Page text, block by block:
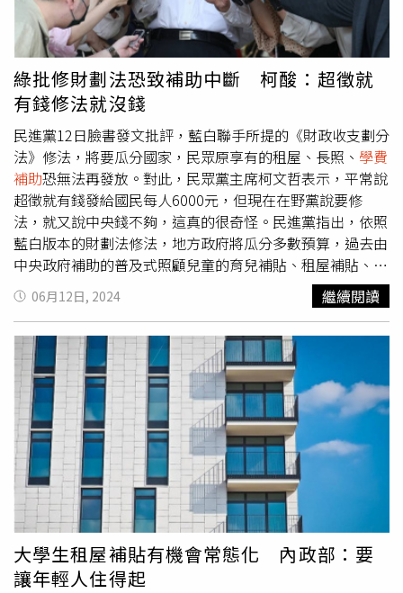
年需求，傾聽年輕人聲音。第二：強化政策有感。黨政人士
說，競選期間賴清德提出的青年政策「投資未來世代」，在
上任100天內逐步兌現。包括高中職免學費、私立大學 學費
補助、年輕族群心理健康方案、租金補貼等。其中租金補貼
政策根據國土署統計，18歲到25歲年輕人對此項政策滿意
度超過 7 成，顯示對年輕世代有明顯實質幫助。第三：社群
多元親民。賴清德社群於上任100天間，各社群平台表現皆
持續上升。其中又以IG、Threads 兩個年輕人更常使用的平
台最為明顯。從五月至今，賴的IG從22萬追蹤數成長到27
萬，Threads也從19萬成長到26萬，增加近5-7萬粉絲。黨
政人士說，在不同社群平台上，賴清德的操作策略也有所不
同。FB專攻政策、日常行程等總統工作形象，在IG和
Threads上，便明顯針對年輕人下手，像是與北一女的愛心
臉頰合照、為妮妃雅打氣的支持影片、領養斑斑的暖心貼
文；奧運期間除了即時關注比賽情況，也發布文化奧運、戰
機伴飛，甚至是與選手的自拍合照等，皆獲得優異成效。在
Threads上更積極互動海巡，成功創造「賴桑人設」。
綠批修財劃法恐致補助中斷 柯酸：超徵就
有錢修法就沒錢
民進黨12日臉書發文批評，藍白聯手所提的《財政收支劃分
法》修法，將要瓜分國家，民眾原享有的租屋、長照、 學費
補助恐無法再發放。對此，民眾黨主席柯文哲表示，平常說
超徵就有錢發給國民每人6000元，但現在在野黨說要修
法，就又說中央錢不夠，這真的很奇怪。民進黨指出，依照
藍白版本的財劃法修法，地方政府將瓜分多數預算，過去由
中央政府補助的普及式照顧兒童的育兒補貼、租屋補貼、長
照補助以及
，可能因為藍白要修財劃法而無法再發
放。針對民進黨的批評，柯文哲說，《財劃法》還是同樣的
問題，已經超過20幾年沒有修訂，當年是民進黨一直高喊要
修訂法律，然後平常說「超徵」就有錢去發給每個國民一人
6000元，真的要修《財劃法》的時候又說中央錢不夠，
「你們不是一直講超徵一大堆嗎？要發6000元的時候就說
很有錢，現在要釜底抽薪修法，馬上又說中央沒錢了，這真
的很奇怪。」另外，新光金前董座吳東進因新板傑仕堡案遭
北檢約談，最終以1億元天價交保一事，柯文哲僅表示，很
久沒看到他了，「我講了別人都不會相信，我已經一年以上
沒有看過這個人了」，並表示會再去關心前立委吳欣盈。至
於有民眾將醞釀發起罷免新竹市長高虹安，柯文哲也說，應
該是她要有地方做不好才去罷免，不要變成政治口水戰，這
樣沒有意義。
06月12日, 2024 繼續閱讀
大學生租屋補貼有機會常態化 內政部：要
讓年輕人住得起